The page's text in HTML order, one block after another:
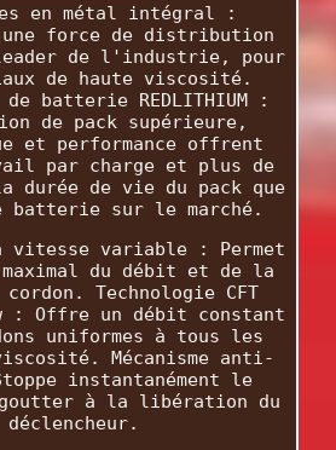
en métal intégral :
une force de distribution
de l'industrie, pour
de haute viscosité.
batterie REDLITHIUM :
de pack supérieure,
et performance offrent
par charge et plus de
de vie du pack que
batterie sur le marché.
vitesse variable : Permet
du débit et de la
Technologie CFT
: Offre un débit constant
uniformes à tous les
Mécanisme anti-
instantanément le
goutter à la libération du
déclencheur.